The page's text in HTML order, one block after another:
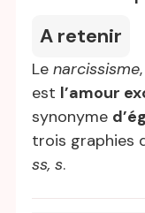
A retenir
Le narcissisme
est l’amour
synonyme
trois graphies
ss, s.